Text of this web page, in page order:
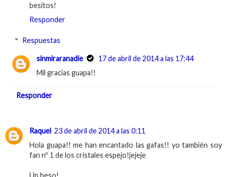
besitos!
Responder
Respuestas
sinmiraranadie
17 de abril de 2014 a las 17:44
Mil gracias guapa!!
Responder
Raquel 23 de abril de 2014 a las 0:11
Hola guapa!! me han encantado las gafas!! yo también soy
fan nº 1 de los cristales espejo!jejeje
Un beso!